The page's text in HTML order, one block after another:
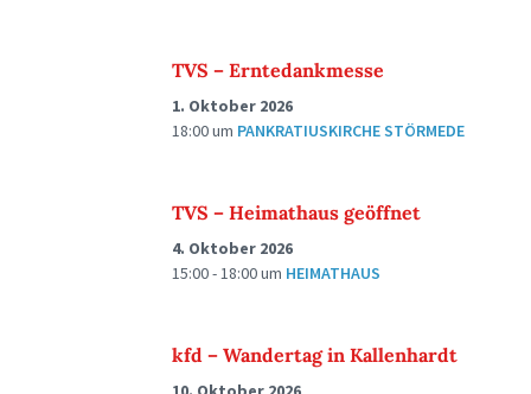
TVS – Erntedankmesse
1. Oktober 2026
18:00um PANKRATIUSKIRCHE STÖRMEDE
TVS – Heimathaus geöffnet
4. Oktober 2026
15:00 - 18:00um HEIMATHAUS
kfd – Wandertag in Kallenhardt